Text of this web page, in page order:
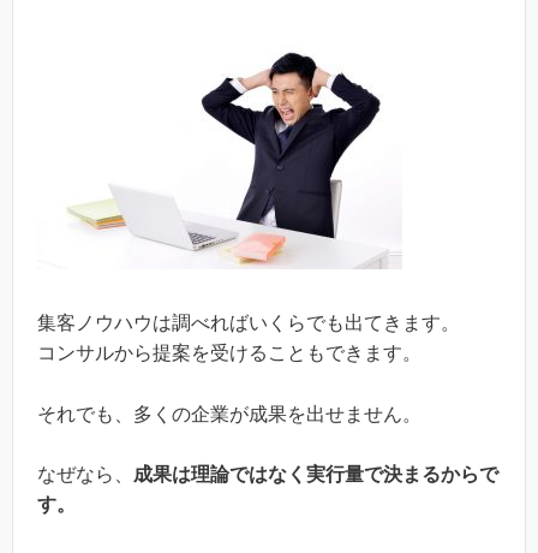
集客ノウハウは調べればいくらでも出てきます。
コンサルから提案を受けることもできます。
それでも、多くの企業が成果を出せません。
なぜなら、 成果は理論ではなく実行量で決まるからで
す。